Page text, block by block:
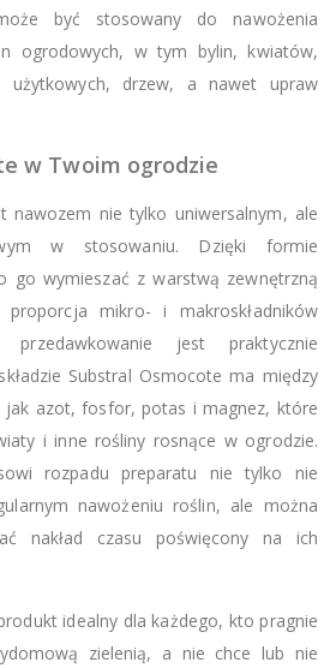
być stosowany do nawożenia
ogrodowych, w tym bylin, kwiatów,
użytkowych, drzew, a nawet upraw
w Twoim ogrodzie
nawozem nie tylko uniwersalnym, ale
w stosowaniu. Dzięki formie
go wymieszać z warstwą zewnętrzną
mikro- i makroskładników
jest praktycznie
Substral Osmocote ma między
jak azot, fosfor, potas i magnez, które
i inne rośliny rosnące w ogrodzie.
rozpadu preparatu nie tylko nie
nawożeniu roślin, ale można
nakład czasu poświęcony na ich
idealny dla każdego, kto pragnie
zielenią, a nie chce lub nie